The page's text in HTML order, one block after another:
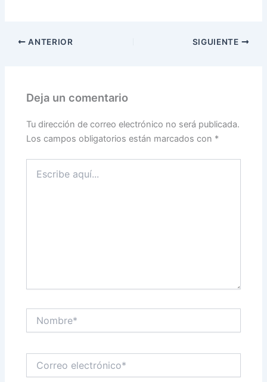
ANTERIOR SIGUIENTE
Deja un comentario
Tu dirección de correo electrónico no será publicada.
Los campos obligatorios están marcados con *
aquí...
electrónico*